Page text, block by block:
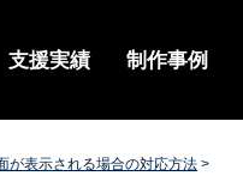
支援実績 制作事例
が表示される場合の対応方法 >